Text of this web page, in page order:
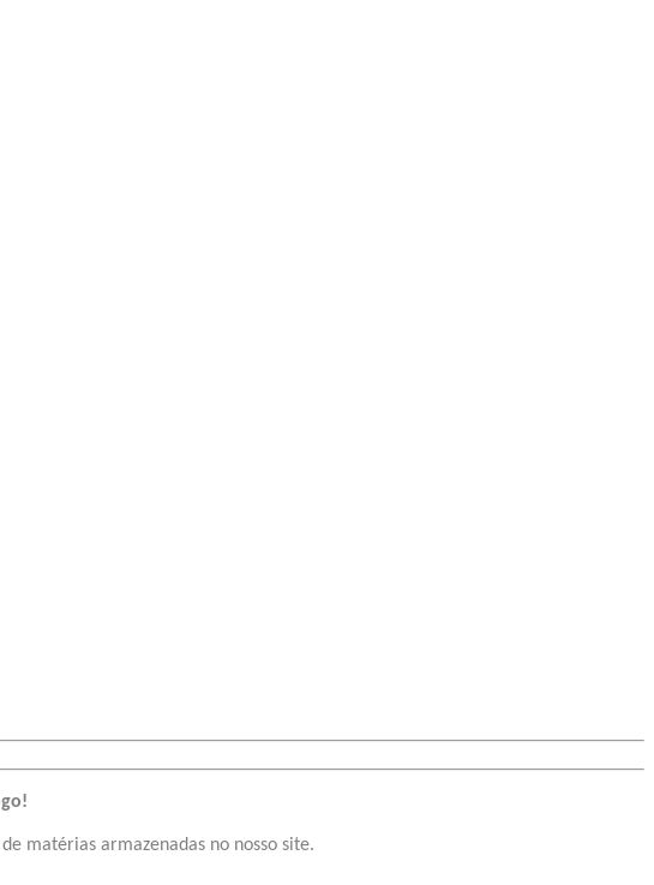
matérias armazenadas no nosso site.